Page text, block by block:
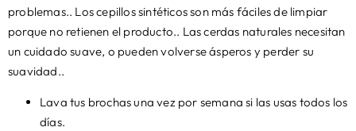
problemas.. Los cepillos sintéticos son más fáciles de limpiar
porque no retienen el producto.. Las cerdas naturales necesitan
un cuidado suave, o pueden volverse ásperos y perder su
suavidad..
Lava tus brochas una vez por semana si las usas todos los
días.